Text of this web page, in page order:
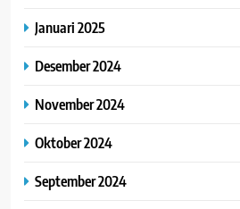
Januari 2025
Desember 2024
November 2024
Oktober 2024
September 2024